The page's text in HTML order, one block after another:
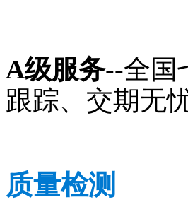
A级服务--全国
跟踪、交期无
质量检测